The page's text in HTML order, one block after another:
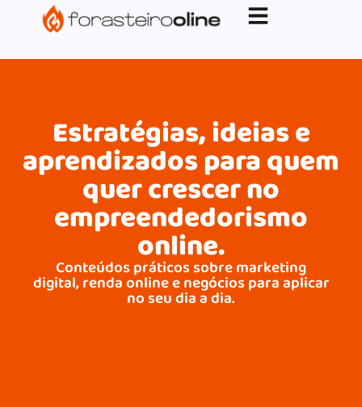
G-XVBZZCFH00pub-5970489886047746AW-
17954400846.
Estratégias, ideias e
aprendizados para quem
quer crescer no
empreendedorismo
online.
Conteúdos práticos sobre marketing
digital, renda online e negócios para aplicar
no seu dia a dia.